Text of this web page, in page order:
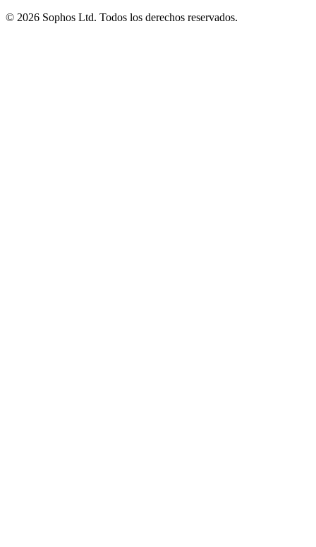
© 2026 Sophos Ltd. Todos los derechos reservados.